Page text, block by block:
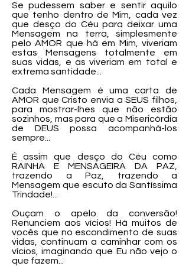
Se pudessem saber e sentir aquilo
que tenho dentro de Mim, cada vez
que desço do Céu para deixar uma
Mensagem na terra, simplesmente
pelo AMOR que há em Mim, viveriam
estas Mensagens totalmente em
suas vidas, e as viveriam em total e
extrema santidade...
Cada Mensagem é uma carta de
AMOR que Cristo envia a SEUS filhos,
para mostrar-lhes que não estão
sozinhos, mas para que a Misericórdia
de DEUS possa acompanhá-los
sempre...
É assim que desço do Céu como
RAINHA E MENSAGEIRA DA PAZ,
trazendo a Paz, trazendo a
Mensagem que escuto da Santíssima
Trindade!...
Ouçam o apelo da conversão!
Renunciem aos vícios! Há muitos de
vocês que no escondimento de suas
vidas, continuam a caminhar com os
vícios, imaginando que Eu não vejo o
que fazem...